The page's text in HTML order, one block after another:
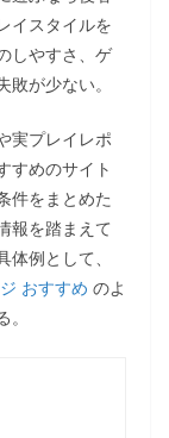
イスタイルを
しやすさ、ゲ
が少ない。
実プレイレポ
すめのサイト
件をまとめた
報を踏まえて
例として、
おすすめ のよ